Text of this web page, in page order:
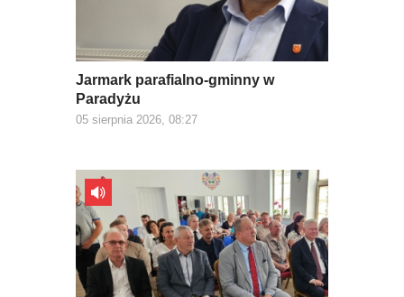
Jarmark parafialno-gminny w
Paradyżu
05 sierpnia 2026, 08:27